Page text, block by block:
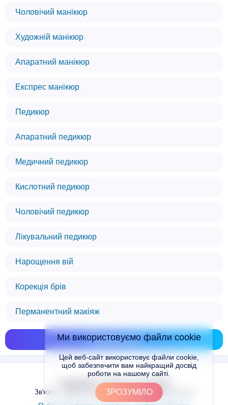
Чоловічий манікюр
Художній манікюр
Апаратний манікюр
Експрес манікюр
Педикюр
Апаратний педикюр
Медичний педикюр
Кислотний педикюр
Чоловічий педикюр
Лікувальний педикюр
Нарощення вій
Корекція брів
Перманентний макіяж
Показати всі
Copyright © Places.in.UA 2024
Зв'язок з адміністрацією сайту: admin@places.in.ua
Ми використовуємо файли cookie
Цей веб-сайт використовує файли cookie,
щоб забезпечити вам найкращий досвід
роботи на нашому сайті.
ЗРОЗУМІЛО